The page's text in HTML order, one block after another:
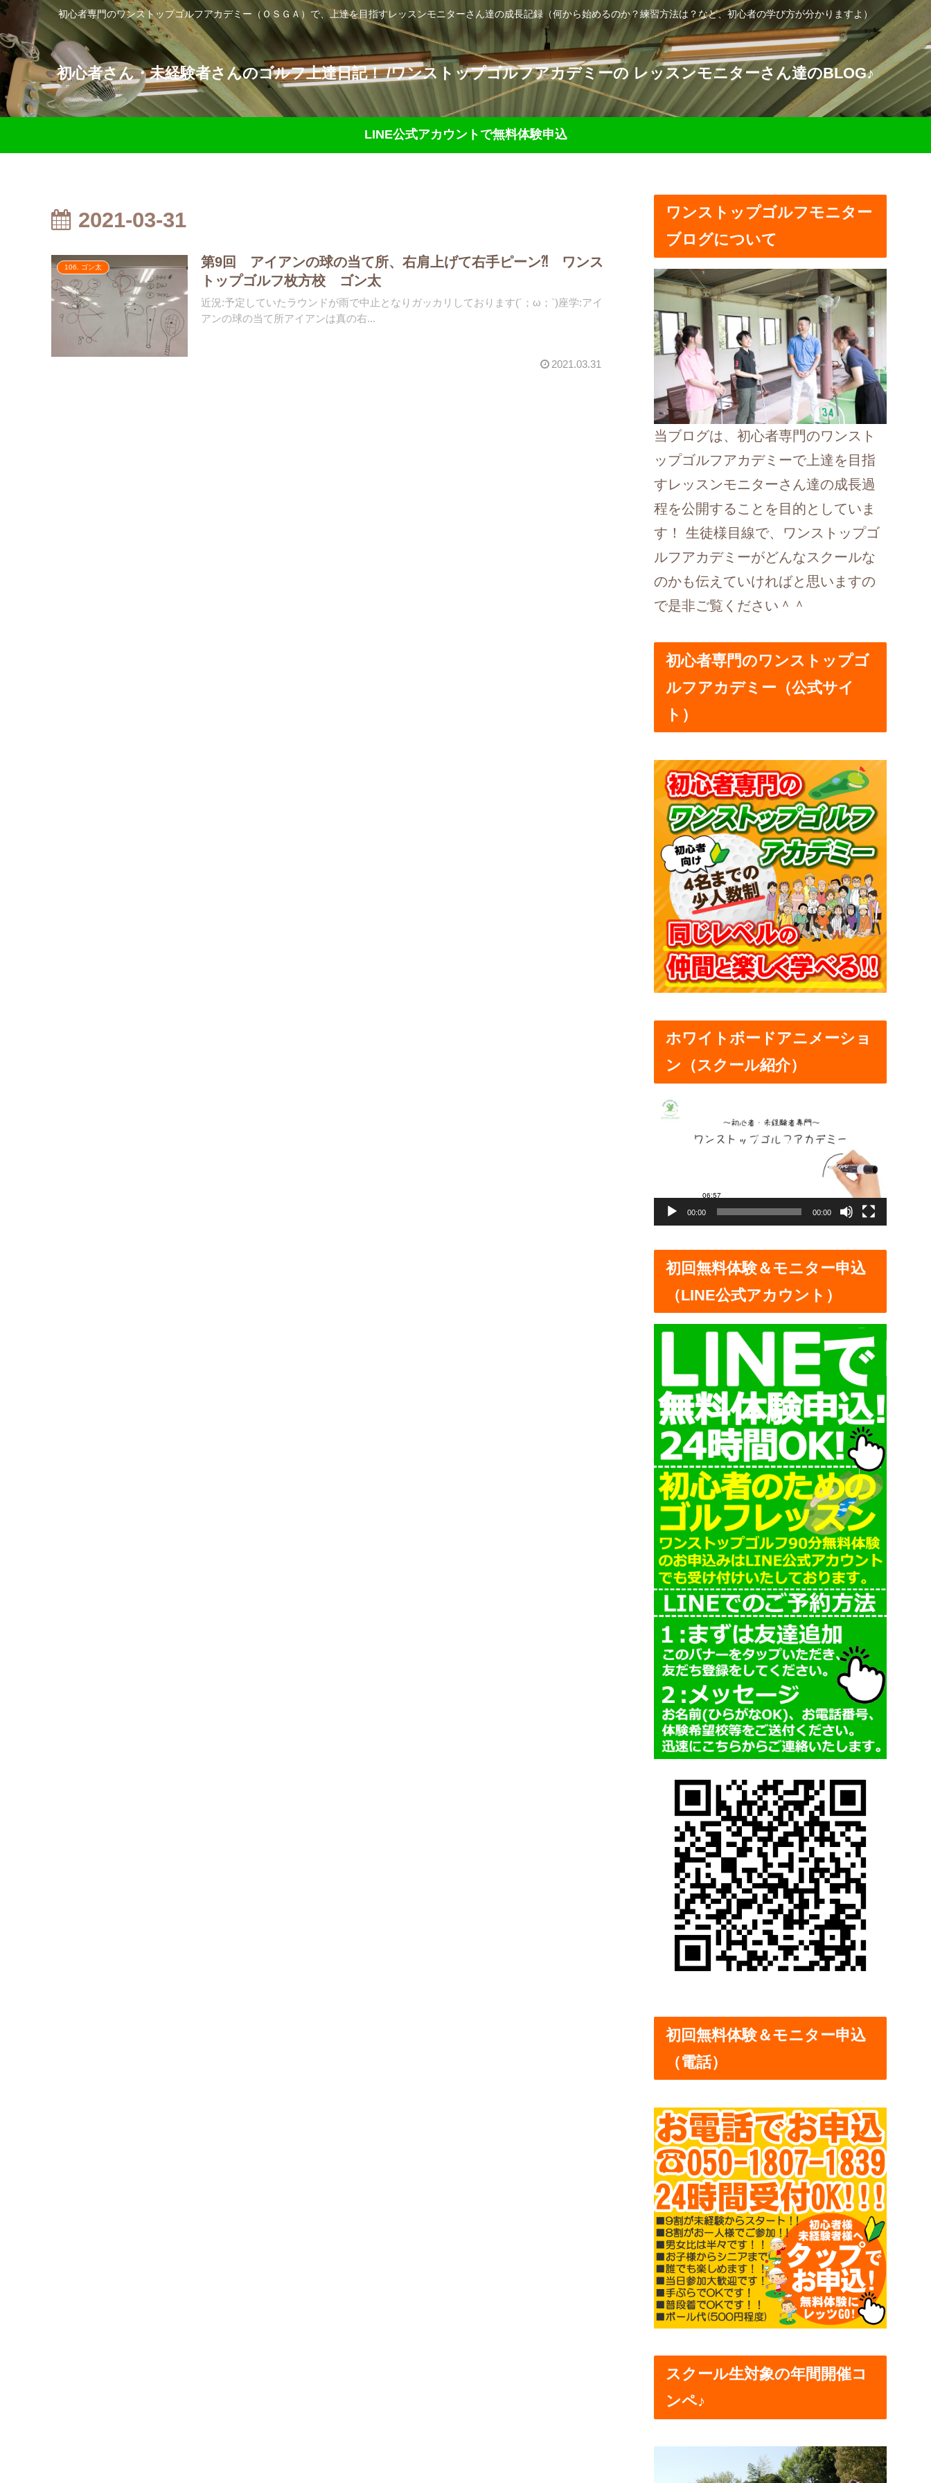
初心者専門のワンストップゴルフアカデミー（ＯＳＧＡ）で、上達を目指すレッスンモニターさん達の成長記録（何から始めるのか？練習方法は？など、初心者の学び方が分かりますよ）
初心者さん・未経験者さんのゴルフ上達日記！ /ワンストップゴルフアカデミーの レッスンモニターさん達のBLOG♪
LINE公式アカウントで無料体験申込
2021-03-31
106. ゴン太
第9回 アイアンの球の当て所、右肩上げて右手ピーン⁈ ワンス
トップゴルフ枚方校 ゴン太
近況:予定していたラウンドが雨で中止となりガッカリしております(´；ω；`)座学:アイ
アンの球の当て所️アイアンは真の右...
2021.03.31
ワンストップゴルフモニター
ブログについて
当ブログは、初心者専門のワンスト
ップゴルフアカデミーで上達を目指
すレッスンモニターさん達の成長過
程を公開することを目的としていま
す！ 生徒様目線で、ワンストップゴ
ルフアカデミーがどんなスクールな
のかも伝えていければと思いますの
で是非ご覧ください＾＾
初心者専門のワンストップゴ
ルフアカデミー（公式サイ
ト）
ホワイトボードアニメーショ
ン（スクール紹介）
動
ー
ヤ
ー
00:00 00:00
初回無料体験＆モニター申込
（LINE公式アカウント）
初回無料体験＆モニター申込
（電話）
スクール生対象の年間開催コ
ンペ♪